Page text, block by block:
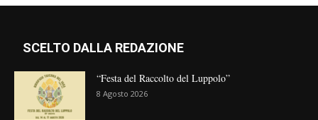
SCELTO DALLA REDAZIONE
“Festa del Raccolto del Luppolo”
8 Agosto 2026